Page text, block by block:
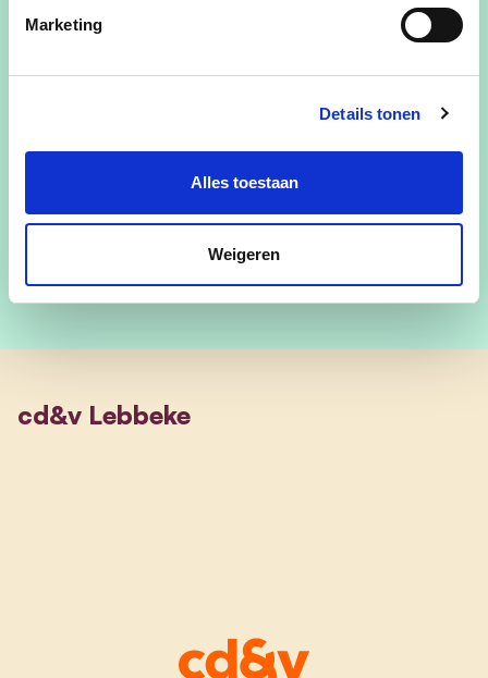
Marketing
Details tonen
Alles toestaan
Weigeren
@Florisvandamme
cd&v Lebbeke